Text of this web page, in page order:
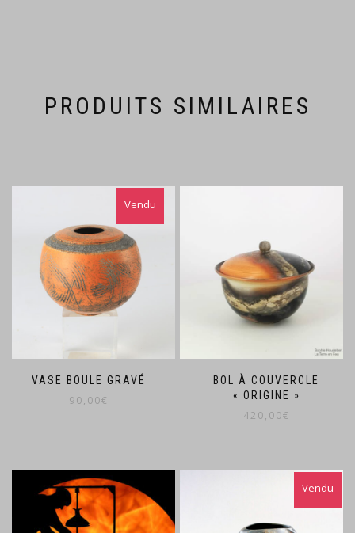
PRODUITS SIMILAIRES
VASE BOULE GRAVÉ
90,00€
BOL À COUVERCLE
« ORIGINE »
420,00€